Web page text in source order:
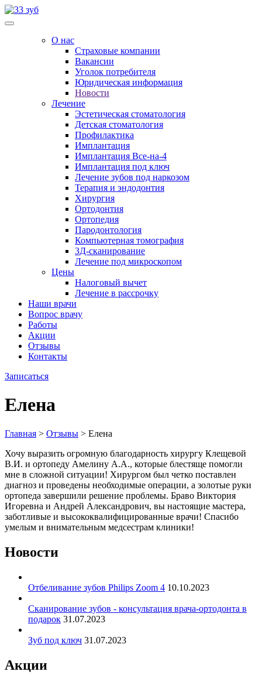
О нас
Страховые компании
Вакансии
Уголок потребителя
Юридическая информация
Новости
Лечение
Эстетическая стоматология
Детская стоматология
Профилактика
Имплантация
Имплантация Все-на-4
Имплантация под ключ
Лечение зубов под наркозом
Терапия и эндодонтия
Хирургия
Ортодонтия
Ортопедия
Пародонтология
Компьютерная томография
3Д-сканирование
Лечение под микроскопом
Цены
Налоговый вычет
Лечение в рассрочку
Наши врачи
Вопрос врачу
Работы
Акции
Отзывы
Контакты
Записаться
Елена
Главная > Отзывы > Елена
Хочу выразить огромную благодарность хирургу Клещевой
В.И. и ортопеду Амелину А.А., которые блестяще помогли
мне в сложной ситуации! Хирургом был четко поставлен
диагноз и проведены необходимые операции, а золотые руки
ортопеда завершили решение проблемы. Браво Виктория
Игоревна и Андрей Александрович, вы настоящие мастера,
заботливые и высококвалифицированные врачи! Спасибо
умелым и внимательным медсестрам клиники!
Новости
Отбеливание зубов Philips Zoom 4 10.10.2023
Сканирование зубов - консультация врача-ортодонта в
подарок 31.07.2023
Зуб под ключ 31.07.2023
Акции